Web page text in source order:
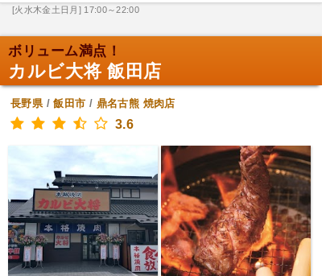
[火水木金土日月] 17:00～22:00
ボリューム満点！
カルビ大将 飯田店
長野県/飯田市 / 鼎名古熊 焼肉店
3.6